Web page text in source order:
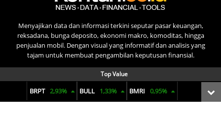
Top Value
BRPT 2,93% BULL 1,33% BMRI 0,95%
Menyajikan data dan informasi terkini seputar pasar keuangan,
reksadana, bunga deposito, ekonomi makro, komoditas, hingga
penjualan mobil. Dengan visual yang informatif dan analisis yang
tajam untuk membuat pengambilan keputusan finansial.